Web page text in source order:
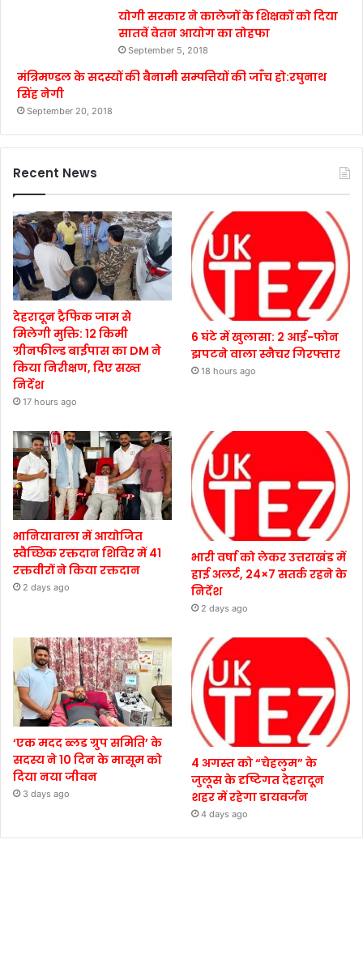
योगी सरकार ने कालेजों के शिक्षकों को दिया
सातवें वेतन आयोग का तोहफा
September 5, 2018
मंत्रिमण्डल के सदस्यों की बैनामी सम्पत्तियों की जाँच हो:रघुनाथ
सिंह नेगी
September 20, 2018
Recent News
देहरादून ट्रैफिक जाम से
मिलेगी मुक्ति: 12 किमी
ग्रीनफील्ड बाईपास का DM ने
किया निरीक्षण, दिए सख्त
निर्देश
17 hours ago
6 घंटे में खुलासा: 2 आई-फोन
झपटने वाला स्नैचर गिरफ्तार
18 hours ago
भानियावाला में आयोजित
स्वैच्छिक रक्तदान शिविर में 41
रक्तवीरों ने किया रक्तदान
2 days ago
भारी वर्षा को लेकर उत्तराखंड में
हाई अलर्ट, 24×7 सतर्क रहने के
निर्देश
2 days ago
‘एक मदद ब्लड ग्रुप समिति’ के
सदस्य ने 10 दिन के मासूम को
दिया नया जीवन
3 days ago
4 अगस्त को “चेहलुम” के
जुलूस के दृष्टिगत देहरादून
शहर में रहेगा डायवर्जन
4 days ago